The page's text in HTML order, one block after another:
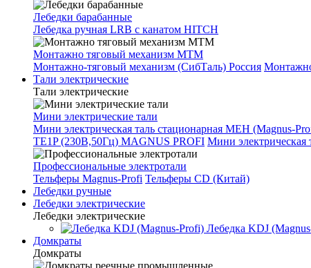
Лебедки барабанные
Лебедка ручная LRB с канатом HITCH
Монтажно тяговый механизм МТМ
Монтажно-тяговый механизм (СибТаль) Россия
Тали электрические
Тали электрические
Мини электрические тали
Мини электрическая таль стационарная МЕН (Magnus-
TE1P (230В,50Гц) MAGNUS PROFI Мини электрическая
Профессиональные электротали
Тельферы Magnus-Profi Тельферы CD (Китай)
Лебедки ручные
Лебедки электрические
Лебедки электрические
Лебедка KDJ
Домкраты
Домкраты